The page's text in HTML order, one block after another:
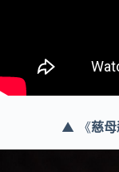
▲ 《慈